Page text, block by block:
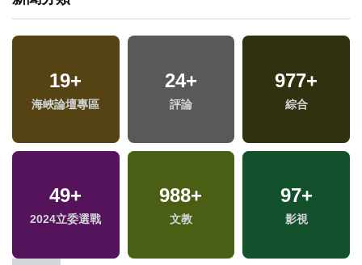
19+
海峽論壇專區
24+
評論
977+
綜合
49+
2024立委選戰
988+
文教
97+
影視
30+
司法放大鏡
2+
2023金鐘獎
98+
兩岸
373+
藝文
2+
兩岸藝苑天地
3+
福建林公信俗文化專